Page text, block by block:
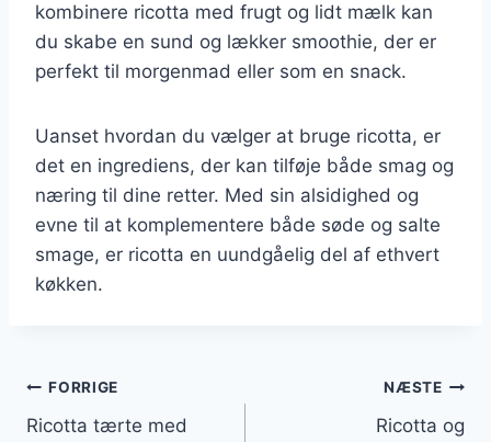
kombinere ricotta med frugt og lidt mælk kan
du skabe en sund og lækker smoothie, der er
perfekt til morgenmad eller som en snack.
Uanset hvordan du vælger at bruge ricotta, er
det en ingrediens, der kan tilføje både smag og
næring til dine retter. Med sin alsidighed og
evne til at komplementere både søde og salte
smage, er ricotta en uundgåelig del af ethvert
køkken.
Indlægsnavigation
FORRIGE
Ricotta tærte med
NÆSTE
Ricotta og